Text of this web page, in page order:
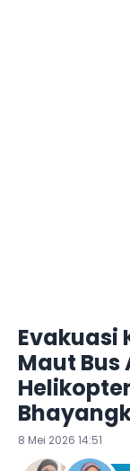
Evakuasi
Maut Bus
8 Mei 2026 14:51